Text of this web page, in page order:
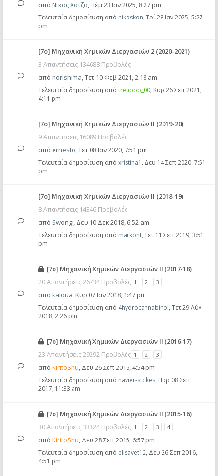
από Νικος Χοτζα, Πέμ 23 Ιαν 2025, 8:27 pm
Τελευταία δημοσίευση από nikoskon, Τρί 28 Ιαν 2025, 5:27
pm
[7ο] Mηχανική Χημικών Διεργασιών 2 (2020-2021)
3 Απαντήσεις 134688 Προβολές
από norishima,Τετ 10 Φεβ 2021, 2:18 am
Τελευταία δημοσίευση από trenooo_00, Κυρ 26 Σεπ 2021,
4:11 pm
[7ο] Μηχανική Χημικών Διεργασιών ΙΙ (2019-20)
9 Απαντήσεις 16089 Προβολές
από ernesto,Τετ 08 Ιαν 2020, 7:51 pm
Τελευταία δημοσίευση από xristina1 , Δευ 14 Σεπ 2020, 7:51
pm
[7ο] Μηχανική Χημικών Διεργασιών ΙΙ (2018-19)
8 Απαντήσεις 14346 Προβολές
από Swongi, Δευ 10 Δεκ 2018, 6:52 am
Τελευταία δημοσίευση από markont, Τετ 11 Σεπ 2019, 3:51
pm
[7ο] Μηχανική Χημικών Διεργασιών ΙΙ (2017-18)
20 Απαντήσεις 26734 Προβολές 1 2 3
από kaloua, Κυρ 07 Ιαν 2018, 1:47 pm
Τελευταία δημοσίευση από 4hydrocannabinol, Τετ 29 Αύγ
2018, 2:26 pm
[7ο] Μηχανική Χημικών Διεργασιών ΙΙ (2016-17)
23 Απαντήσεις 29292 Προβολές 1 2 3
από KiritoShu, Δευ 26 Σεπ 2016, 4:54 pm
Τελευταία δημοσίευση από navier-stokes, Παρ 08 Σεπ
2017, 11:33 am
[7ο] Μηχανική Χημικών Διεργασιών ΙΙ (2015-16)
30 Απαντήσεις 33324 Προβολές 1 2 3 4
από KiritoShu, Δευ 28 Σεπ 2015, 6:57 pm
Τελευταία δημοσίευση από elisavet12, Δευ 26 Σεπ 2016,
4:51 pm